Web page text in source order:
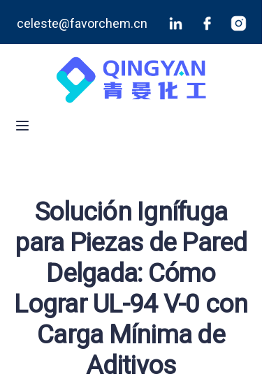
celeste@favorchem.cn
Solución Ignífuga
para Piezas de Pared
Delgada: Cómo
Lograr UL-94 V-0 con
Carga Mínima de
Aditivos
Productos
Blog
Contáctenos